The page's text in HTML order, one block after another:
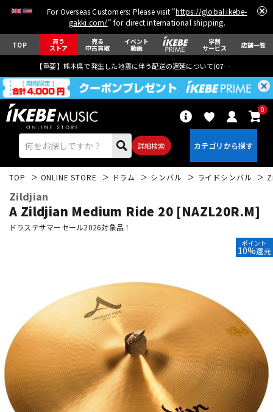
For Overseas Customers: Please visit "https://global.ikebe-
gakki.com/" for direct international shipping.
TOP 買う
ストア
売る
中古買取
イベント
動画
学割
サービス 店舗一覧
【重要】熊本県で発生した地震に伴う配送の遅延について(07月29日
詳細検索
0
ウクレレ
ドラム パーカッション
キーボード 電子ピアノ
TOP ONLINE STORE ドラム シンバル ライドシンバル
Zildjian
A Zildjian Medium Ride 20 [NAZL20R.M]
ドラステサマーセール2026対象品！
ポイント
10%還元